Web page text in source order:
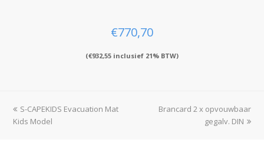
€770,70
(€932,55 inclusief 21% BTW)
previous
post:
S-CAPEKIDS Evacuation Mat
Kids Model
next
Brancard 2 x opvouwbaar
gegalv. DIN